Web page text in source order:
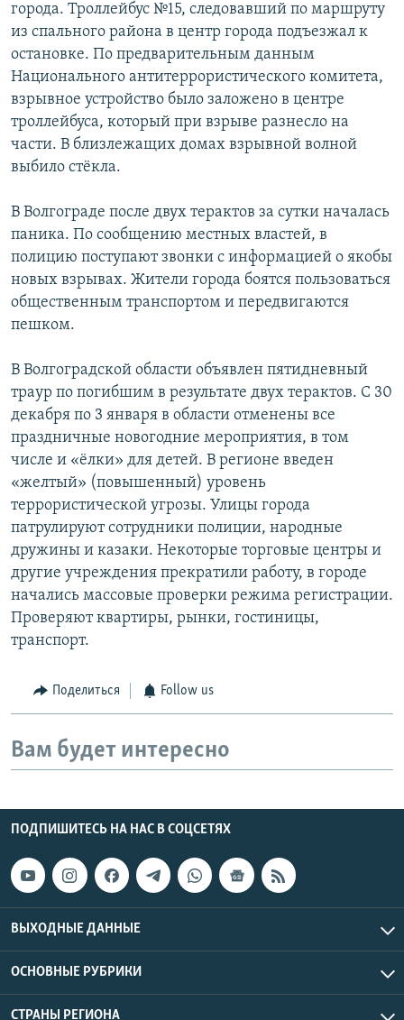
города. Троллейбус №15, следовавший по маршруту
из спального района в центр города подъезжал к
остановке. По предварительным данным
Национального антитеррористического комитета,
взрывное устройство было заложено в центре
троллейбуса, который при взрыве разнесло на
части. В близлежащих домах взрывной волной
выбило стёкла.
В Волгограде после двух терактов за сутки началась
паника. По сообщению местных властей, в
полицию поступают звонки с информацией о якобы
новых взрывах. Жители города боятся пользоваться
общественным транспортом и передвигаются
пешком.
В Волгоградской области объявлен пятидневный
траур по погибшим в результате двух терактов. С 30
декабря по 3 января в области отменены все
праздничные новогодние мероприятия, в том
числе и «ёлки» для детей. В регионе введен
«желтый» (повышенный) уровень
террористической угрозы. Улицы города
патрулируют сотрудники полиции, народные
дружины и казаки. Некоторые торговые центры и
другие учреждения прекратили работу, в городе
начались массовые проверки режима регистрации.
Проверяют квартиры, рынки, гостиницы,
транспорт.
Поделиться Follow us
Вам будет интересно
ПОДПИШИТЕСЬ НА НАС В СОЦСЕТЯХ
ВЫХОДНЫЕ ДАННЫЕ
ОСНОВНЫЕ РУБРИКИ
СТРАНЫ РЕГИОНА